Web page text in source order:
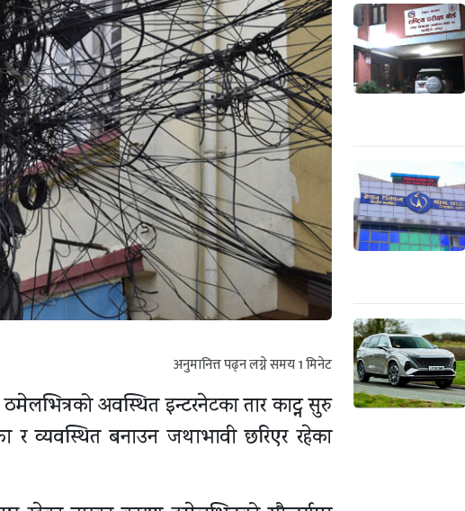
अनुमानित्त पढ्न लग्ने समय1मिनेट
अवस्थित इन्टरनेटका तार काट्न सुरु
व्यवस्थित बनाउन जथाभावी छरिएर रहेका